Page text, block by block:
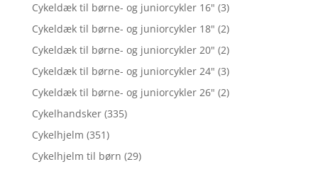
Cykeldæk til børne- og juniorcykler 16" (3)
Cykeldæk til børne- og juniorcykler 18" (2)
Cykeldæk til børne- og juniorcykler 20" (2)
Cykeldæk til børne- og juniorcykler 24" (3)
Cykeldæk til børne- og juniorcykler 26" (2)
Cykelhandsker (335)
Cykelhjelm (351)
Cykelhjelm til børn (29)